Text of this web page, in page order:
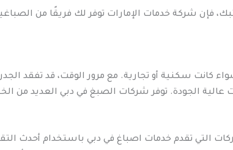
فإن شركة خدمات الإمارات توفر لك فريقًا من
كانت سكنية أو تجارية. مع مرور الوقت، قد تفقد
الجودة. توفر شركات الصبغ في دبي العديد من
التي تقدم خدمات اصباغ في دبي باستخدام أحدث